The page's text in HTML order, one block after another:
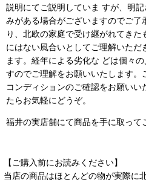
説明にてご説明していま すが、明
みがある場合がございますのでご
り、北欧の家庭で受け継がれてき
にはない風合いとしてご理解いた
ます。経年による劣化な どは個々
すのでご理解をお願いいたします。
コンディションのご確認をお願い
たらお気軽にどうぞ。
福井の実店舗にて商品を手に取って
【ご購入前にお読みください】
当店の商品はほとんどの物が実際に